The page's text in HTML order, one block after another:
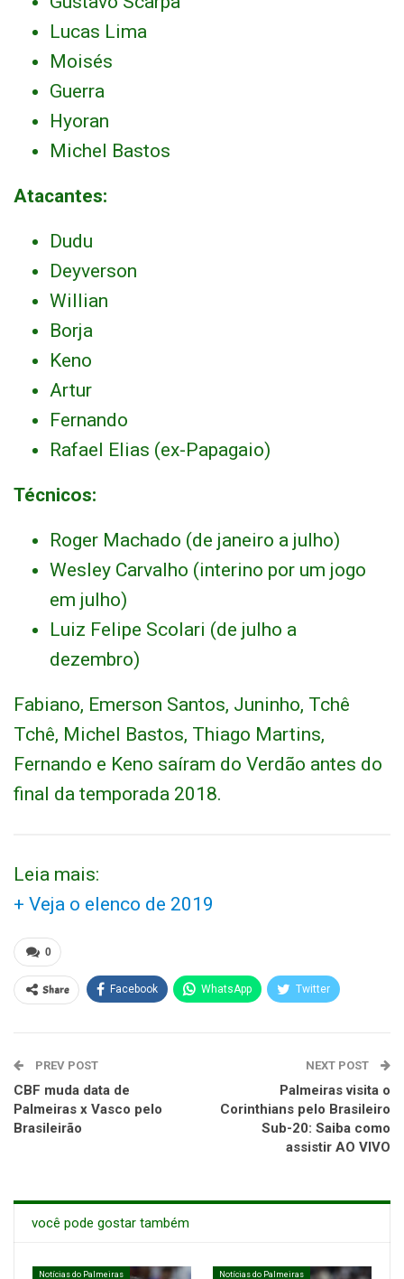
Lucas Lima
Moisés
Guerra
Hyoran
Michel Bastos
Atacantes:
Dudu
Deyverson
Willian
Borja
Keno
Artur
Fernando
Rafael Elias (ex-Papagaio)
Técnicos:
Roger Machado (de janeiro a julho)
Wesley Carvalho (interino por um jogo
em julho)
Luiz Felipe Scolari (de julho a
dezembro)
Fabiano, Emerson Santos, Juninho, Tchê
Tchê, Michel Bastos, Thiago Martins,
Fernando e Keno saíram do Verdão antes do
final da temporada 2018.
Leia mais:
+ Veja o elenco de 2019
0
Share Facebook WhatsApp Twitter
PREV POST
CBF muda data de
Palmeiras x Vasco pelo
Brasileirão
NEXT POST
Palmeiras visita o
Corinthians pelo Brasileiro
Sub-20: Saiba como
assistir AO VIVO
você pode gostar também
Notícias do Palmeiras Notícias do Palmeiras